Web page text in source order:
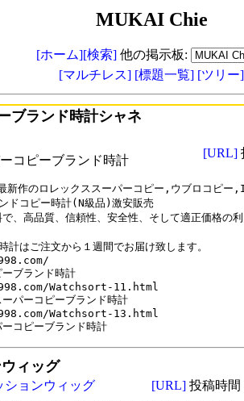
MUKAI Chie
[ホーム][検索] 他の掲示板:
[マルチレス] [標題一覧] [ツリー]
ブランド時計シャネ
コピーブランド時計
[URL]
新作のロレックススーパーコピー,ウブロコピー
ドコピー時計(N級品)激安販売
で、高品質、信頼性、安全性、そして適正価格の
計はご注文から１週間でお届け致します。
ブランド時計
Watchsort-11.html
ーパーコピーブランド時計
Watchsort-13.html
コピーブランド時計
ィッグ
ションウィッグ [URL] 投稿時間